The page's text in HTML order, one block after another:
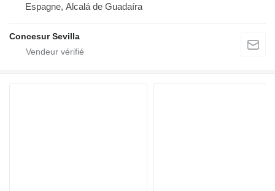
Espagne, Alcalá de Guadaíra
Concesur Sevilla